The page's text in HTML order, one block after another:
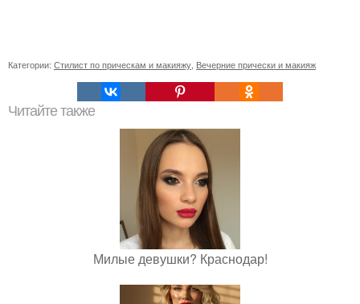
Категории: Стилист по прическам и макияжу Вечерние прически и макияж
Читайте также
Милые девушки? Краснодар!